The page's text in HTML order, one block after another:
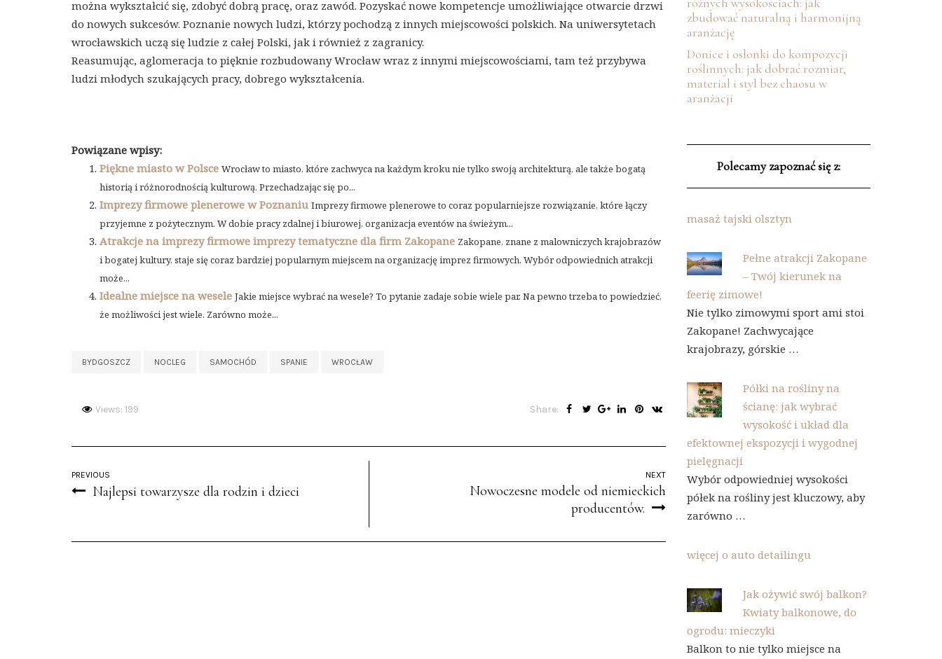
można wykształcić się, zdobyć dobrą pracę, oraz zawód. Pozyskać nowe kompetencje umożliwiające otwarcie drzwi
do nowych sukcesów. Poznanie nowych ludzi, którzy pochodzą z innych miejscowości polskich. Na uniwersytetach
wrocławskich uczą się ludzie z całej Polski, jak i również z zagranicy.
Reasumując, aglomeracja to pięknie rozbudowany Wrocław wraz z innymi miejscowościami, tam też przybywa
ludzi młodych szukających pracy, dobrego wykształcenia.
Powiązane wpisy:
Piękne miasto w Polsce Wrocław to miasto, które zachwyca na każdym kroku nie tylko swoją architekturą, ale także bogatą
historią i różnorodnością kulturową. Przechadzając się po...
Imprezy firmowe plenerowe w Poznaniu Imprezy firmowe plenerowe to coraz popularniejsze rozwiązanie, które łączy
przyjemne z pożytecznym. W dobie pracy zdalnej i biurowej, organizacja eventów na świeżym...
Atrakcje na imprezy firmowe imprezy tematyczne dla firm Zakopane Zakopane, znane z malowniczych krajobrazów
i bogatej kultury, staje się coraz bardziej popularnym miejscem na organizację imprez firmowych. Wybór odpowiednich atrakcji
może...
Idealne miejsce na wesele Jakie miejsce wybrać na wesele? To pytanie zadaje sobie wiele par. Na pewno trzeba to powiedzieć,
że możliwości jest wiele. Zarówno może...
BYDGOSZCZ NOCLEG SAMOCHÓD SPANIE WROCŁAW
Views: 199 Share:
PREVIOUS
Najlepsi towarzysze dla rodzin i dzieci
NEXT
Nowoczesne modele od niemieckich
producentów.
zbudować naturalną i harmonijną
aranżację
Donice i osłonki do kompozycji
roślinnych: jak dobrać rozmiar,
materiał i styl bez chaosu w
aranżacji
Polecamy zapoznać się z:
masaż tajski olsztyn
Pełne atrakcji Zakopane
– Twój kierunek na
feerię zimowe!
Nie tylko zimowymi sport ami stoi
Zakopane! Zachwycające
krajobrazy, górskie …
Półki na rośliny na
ścianę: jak wybrać
wysokość i układ dla
efektownej ekspozycji i wygodnej
pielęgnacji
Wybór odpowiedniej wysokości
półek na rośliny jest kluczowy, aby
zarówno …
więcej o auto detailingu
Jak ożywić swój balkon?
Kwiaty balkonowe, do
ogrodu: mieczyki
Balkon to nie tylko miejsce na